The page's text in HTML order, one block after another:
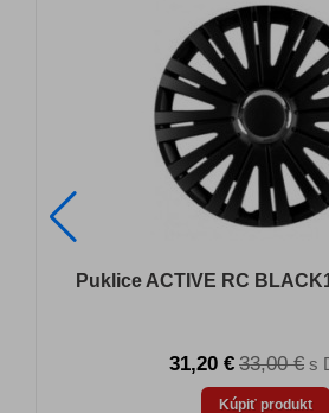
Puklice ACTIVE RC
31,20 € 33,00 € s
Kúpiť produkt